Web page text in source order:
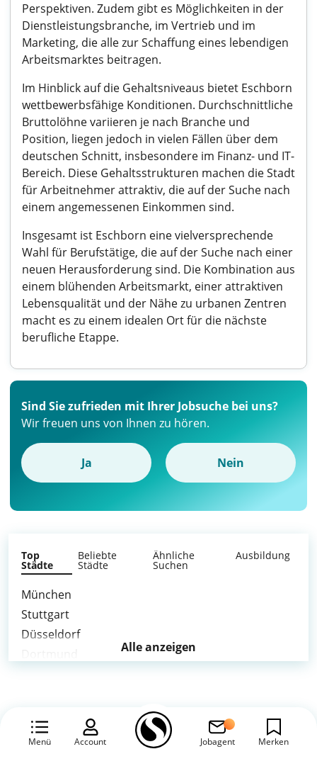
Perspektiven. Zudem gibt es Möglichkeiten in der
Dienstleistungsbranche, im Vertrieb und im
Marketing, die alle zur Schaffung eines lebendigen
Arbeitsmarktes beitragen.
Im Hinblick auf die Gehaltsniveaus bietet Eschborn
wettbewerbsfähige Konditionen. Durchschnittliche
Bruttolöhne variieren je nach Branche und
Position, liegen jedoch in vielen Fällen über dem
deutschen Schnitt, insbesondere im Finanz- und IT-
Bereich. Diese Gehaltsstrukturen machen die Stadt
für Arbeitnehmer attraktiv, die auf der Suche nach
einem angemessenen Einkommen sind.
Insgesamt ist Eschborn eine vielversprechende
Wahl für Berufstätige, die auf der Suche nach einer
neuen Herausforderung sind. Die Kombination aus
einem blühenden Arbeitsmarkt, einer attraktiven
Lebensqualität und der Nähe zu urbanen Zentren
macht es zu einem idealen Ort für die nächste
berufliche Etappe.
Menü Account Jobagent Merken
Sind Sie zufrieden mit Ihrer Jobsuche bei uns?
Wir freuen uns von Ihnen zu hören.
Ja Nein
Top
Städte
Beliebte
Städte
Ähnliche
Suchen
Ausbildung
München
Stuttgart
Düsseldorf
Hagen
Alle anzeigen